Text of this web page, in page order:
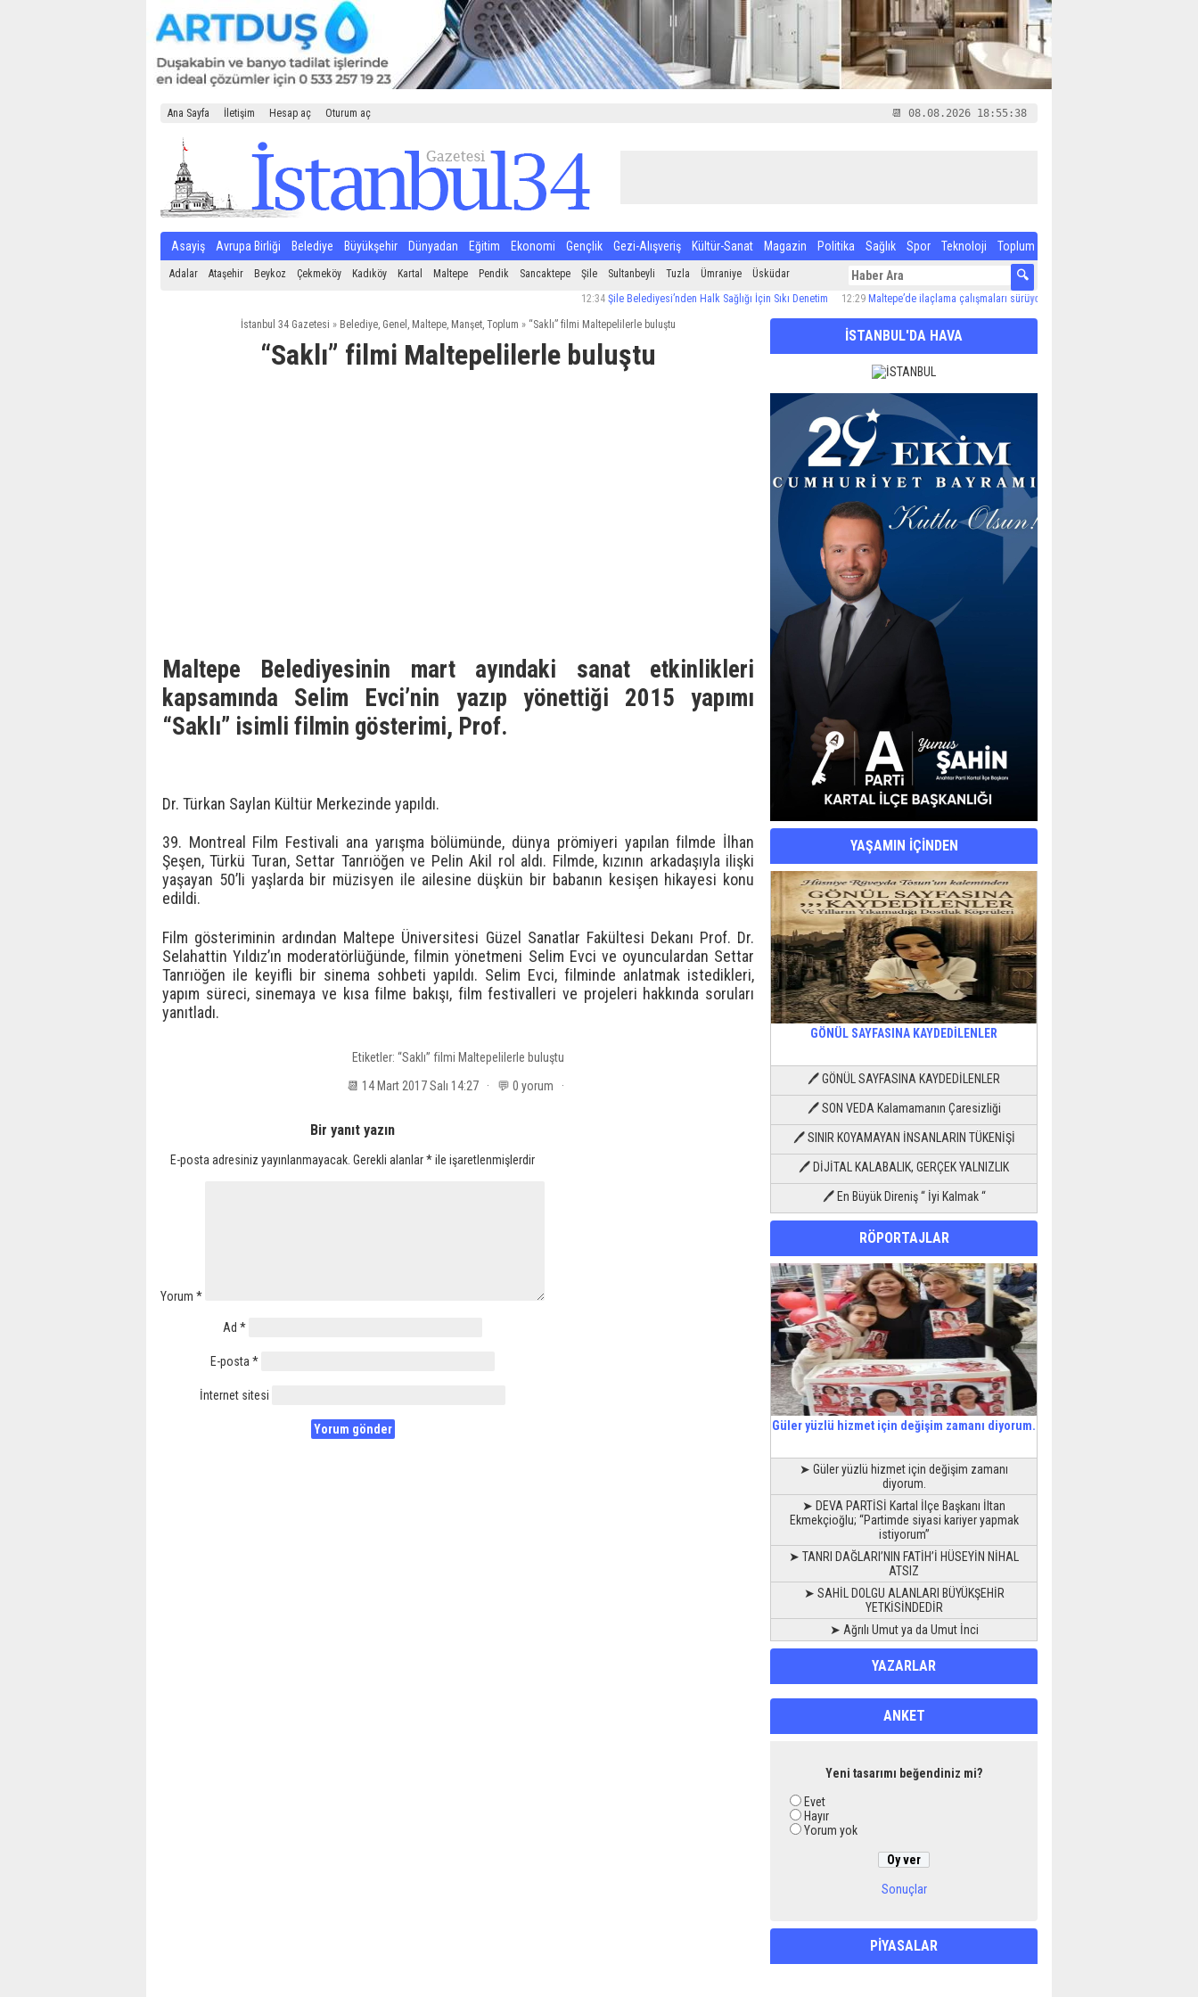
Ana Sayfa İletişim Hesap aç Oturum aç 📆 08.08.2026 18:55:39
Asayiş Avrupa Birliği Belediye Büyükşehir Dünyadan Eğitim Ekonomi Gençlik Gezi-Alışveriş Kültür-Sanat Magazin Politika Sağlık Spor Teknoloji Toplum
Adalar Ataşehir Beykoz Çekmeköy Kadıköy Kartal Maltepe Pendik Sancaktepe Şile Sultanbeyli Tuzla Ümraniye
Üsküdar
Şile Belediyesi’nden Halk Sağlığı İçin Sıkı Denetim 12:29 Maltepe’de ilaçlama çalışmaları sürüyor 12:24
İstanbul 34 Gazetesi » Belediye, Genel , Maltepe, Manşet, Toplum » “Saklı” filmi Maltepelilerle buluştu
“Saklı” filmi Maltepelilerle buluştu
Maltepe Belediyesinin mart ayındaki sanat etkinlikleri
kapsamında Selim Evci’nin yazıp yönettiği 2015 yapımı
“Saklı” isimli filmin gösterimi, Prof.
Dr. Türkan Saylan Kültür Merkezinde yapıldı.
39. Montreal Film Festivali ana yarışma bölümünde, dünya prömiyeri yapılan filmde İlhan
Şeşen, Türkü Turan, Settar Tanrıöğen ve Pelin Akil rol aldı. Filmde, kızının arkadaşıyla ilişki
yaşayan 50’li yaşlarda bir müzisyen ile ailesine düşkün bir babanın kesişen hikayesi konu
edildi.
Film gösteriminin ardından Maltepe Üniversitesi Güzel Sanatlar Fakültesi Dekanı Prof. Dr.
Selahattin Yıldız’ın moderatörlüğünde, filmin yönetmeni Selim Evci ve oyunculardan Settar
Tanrıöğen ile keyifli bir sinema sohbeti yapıldı. Selim Evci, filminde anlatmak istedikleri,
yapım süreci, sinemaya ve kısa filme bakışı, film festivalleri ve projeleri hakkında soruları
yanıtladı.
Etiketler: “Saklı” filmi Maltepelilerle buluştu
📆 14 Mart 2017 Salı 14:27 · 💬 0 yorum ·
Bir yanıt yazın
E-posta adresiniz yayınlanmayacak. Gerekli alanlar*ile işaretlenmişlerdir
Yorum *
Ad *
E-posta*
İnternet sitesi
İSTANBUL'DA HAVA
YAŞAMIN İÇİNDEN
GÖNÜL SAYFASINA KAYDEDİLENLER
🖊 GÖNÜL SAYFASINA KAYDEDİLENLER
🖊 SON VEDA Kalamamanın Çaresizliği
🖊 SINIR KOYAMAYAN İNSANLARIN TÜKENİŞİ
🖊 DİJİTAL KALABALIK, GERÇEK YALNIZLIK
🖊 En Büyük Direniş “ İyi Kalmak “
RÖPORTAJLAR
Güler yüzlü hizmet için değişim zamanı diyorum.
➤ Güler yüzlü hizmet için değişim zamanı
diyorum.
➤ DEVA PARTİSİ Kartal İlçe Başkanı İltan
Ekmekçioğlu; “Partimde siyasi kariyer yapmak
istiyorum”
➤ TANRI DAĞLARI’NIN FATİH’İ HÜSEYİN NİHAL
ATSIZ
➤ SAHİL DOLGU ALANLARI BÜYÜKŞEHİR
YETKİSİNDEDİR
➤ Ağrılı Umut ya da Umut İnci
YAZARLAR
ANKET
Yeni tasarımı beğendiniz mi?
Evet
Hayır
Yorum yok
Sonuçlar
PİYASALAR